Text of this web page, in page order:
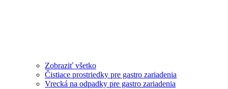
Zobraziť všetko
Čistiace prostriedky pre gastro zariadenia
Vrecká na odpadky pre gastro zariadenia